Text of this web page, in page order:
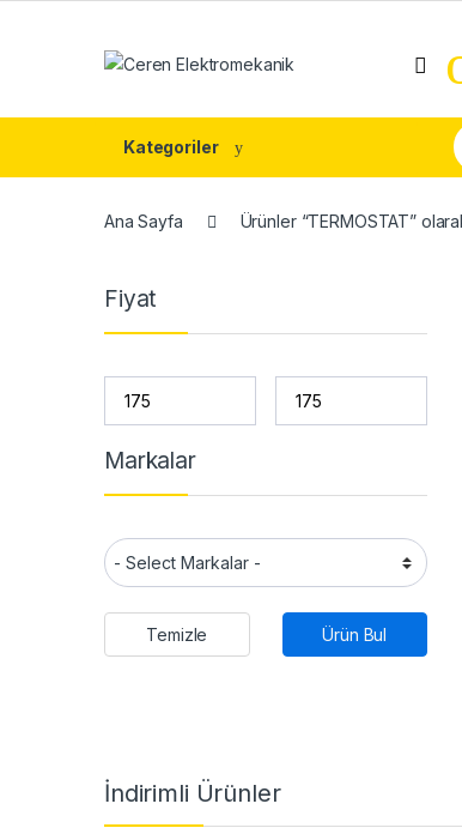
Kategoriler
Ana Sayfa Ürünler “TERMOSTAT”
Fiyat
Markalar
Ürün Bul
Temizle
İndirimli Ürünler